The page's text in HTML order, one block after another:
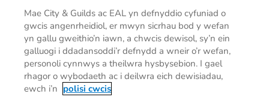
Hysbysiad preifatrwydd Cwcis
Telerau defnyddio
Mae City & Guilds ac EAL yn defnyddio cyfuniad o
gwcis angenrheidiol, er mwyn sicrhau bod y wefan
yn gallu gweithio’n iawn, a chwcis dewisol, sy’n ein
galluogi i ddadansoddi’r defnydd a wneir o’r wefan,
personoli cynnwys a theilwra hysbysebion. I gael
rhagor o wybodaeth ac i deilwra eich dewisiadau,
ewch i’n polisi cwcis